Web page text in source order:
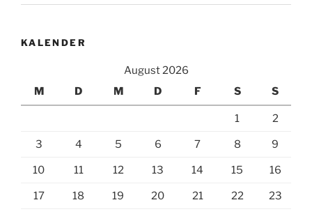
KALENDER
August 2026
M
D M D F S S
1 2
3 4 5 6 7 8 9
10 11 12 13 14 15 16
17 18 19 20 21 22 23